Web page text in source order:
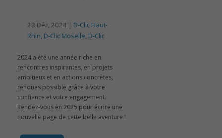
23 Déc, 2024 | D-Clic Haut-
Rhin, D-Clic Moselle, D-Clic
2024 a été une année riche en
rencontres inspirantes, en projets
ambitieux et en actions concrètes,
rendues possible grâce à votre
confiance et votre engagement.
Rendez-vous en 2025 pour écrire une
nouvelle page de cette belle aventure !